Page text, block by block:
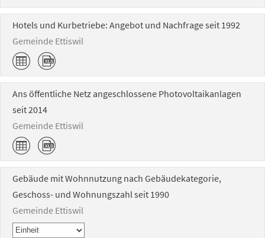
Hotels und Kurbetriebe: Angebot und Nachfrage seit 1992
Gemeinde Ettiswil
Ans öffentliche Netz angeschlossene Photovoltaikanlagen
seit 2014
Gemeinde Ettiswil
Gebäude mit Wohnnutzung nach Gebäudekategorie,
Geschoss- und Wohnungszahl seit 1990
Gemeinde Ettiswil